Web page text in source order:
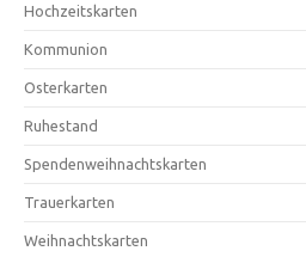
Hochzeitskarten
Kommunion
Osterkarten
Ruhestand
Spendenweihnachtskarten
Trauerkarten
Weihnachtskarten